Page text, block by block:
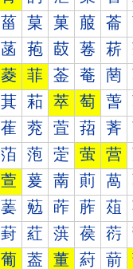
菑 菒 菓 菔 菕
菡 菢 菣 菤 菥
菱 菲 菳 菴 菵
萁 萂 萃 萄 萅
萑 萒 萓 萔 萕
萡 萢 萣 萤 营
萱 萲 萳 萴 萵
葁 葂 葃 葄 葅
葑 葒 葓 葔 葕
葡 葢 董 葤 葥